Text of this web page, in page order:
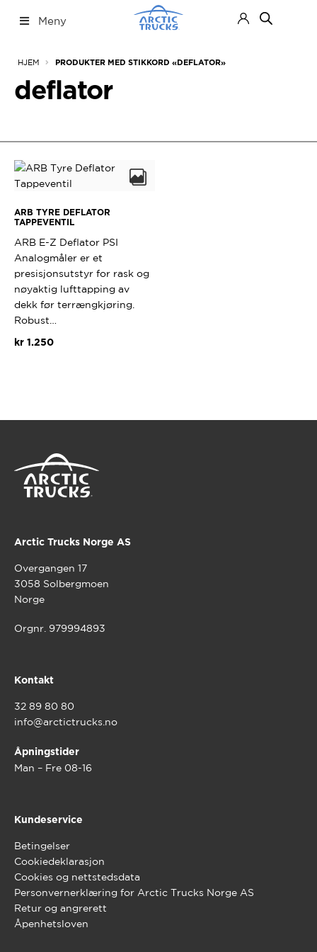
til
til
Meny
HJEM PRODUKTER MED STIKKORD «DEFLATOR»
deflator
ARB TYRE DEFLATOR
TAPPEVENTIL
ARB E-Z Deflator PSI
Analogmåler er et
presisjonsutstyr for rask og
nøyaktig lufttapping av
dekk før terrængkjøring.
Robust…
kr1.250
Arctic Trucks Norge AS
Overgangen 17
3058 Solbergmoen
Norge
Orgnr. 979994893
Kontakt
32 89 80 80
info@arctictrucks.no
Åpningstider
Man – Fre 08-16
Kundeservice
Betingelser
Cookiedeklarasjon
Cookies og nettstedsdata
Personvernerklæring for Arctic Trucks Norge AS
Retur og angrerett
Åpenhetsloven